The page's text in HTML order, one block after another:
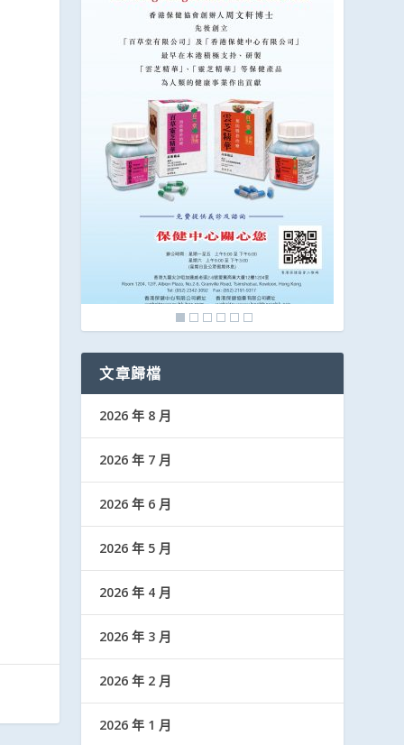
文章歸檔
2026 年 8 月
2026 年 7 月
2026 年 6 月
2026 年 5 月
2026 年 4 月
2026 年 3 月
2026 年 2 月
2026 年 1 月